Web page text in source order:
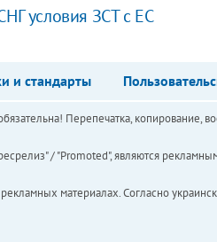
условия ЗСТ с ЕС
и стандарты
Перепечатка, копирование,
/ "Promoted", являются
материалах. Согласно